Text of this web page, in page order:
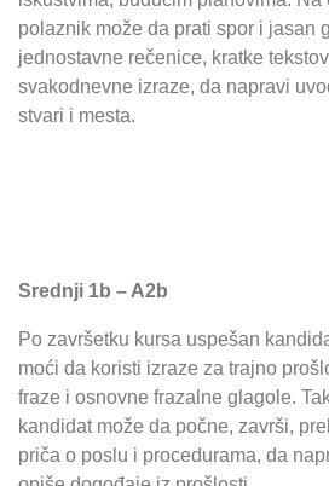
polaznik može da prati spor i jasan
jednostavne rečenice, kratke
svakodnevne izraze, da napravi
stvari i mesta.
Srednji 1b – A2b
Po završetku kursa uspešan
moći da koristi izraze za trajno
fraze i osnovne frazalne glagole.
kandidat može da počne, završi,
priča o poslu i procedurama, da